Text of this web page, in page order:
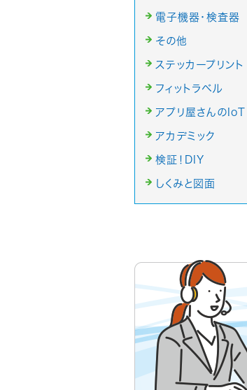
電子機器・検査器
その他
ステッカープリント
フィットラベル
アプリ屋さんのIoT
アカデミック
検証！DIY
しくみと図面